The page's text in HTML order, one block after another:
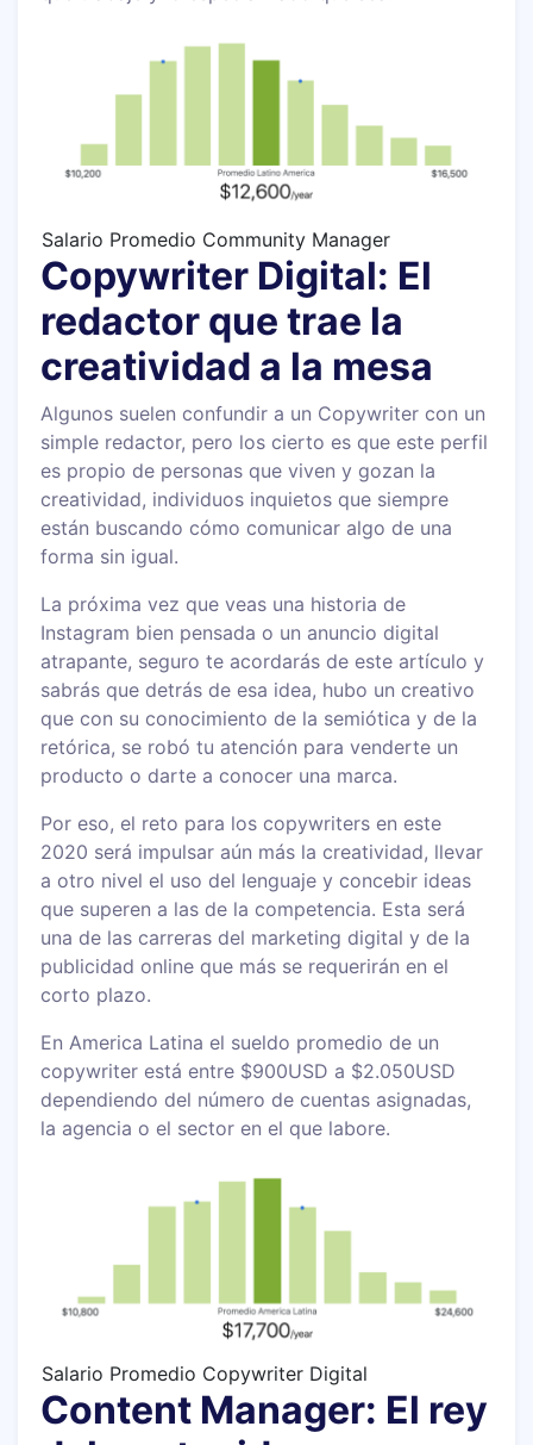
Salario Promedio Community Manager
Copywriter Digital: El
redactor que trae la
creatividad a la mesa
Algunos suelen confundir a un Copywriter con un
simple redactor, pero los cierto es que este perfil
es propio de personas que viven y gozan la
creatividad, individuos inquietos que siempre
están buscando cómo comunicar algo de una
forma sin igual.
La próxima vez que veas una historia de
Instagram bien pensada o un anuncio digital
atrapante, seguro te acordarás de este artículo y
sabrás que detrás de esa idea, hubo un creativo
que con su conocimiento de la semiótica y de la
retórica, se robó tu atención para venderte un
producto o darte a conocer una marca.
Por eso, el reto para los copywriters en este
2020 será impulsar aún más la creatividad, llevar
a otro nivel el uso del lenguaje y concebir ideas
que superen a las de la competencia. Esta será
una de las carreras del marketing digital y de la
publicidad online que más se requerirán en el
corto plazo.
En America Latina el sueldo promedio de un
copywriter está entre $900USD a $2.050USD
dependiendo del número de cuentas asignadas,
la agencia o el sector en el que labore.
Salario Promedio Copywriter Digital
Content Manager: El rey